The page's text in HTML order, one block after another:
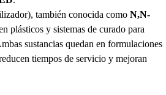
también conocida como N,N-
plásticos y sistemas de curado para
sustancias quedan en formulaciones
tiempos de servicio y mejoran